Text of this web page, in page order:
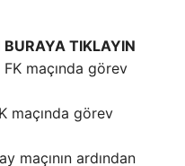
TIKLAYIN
maçında görev